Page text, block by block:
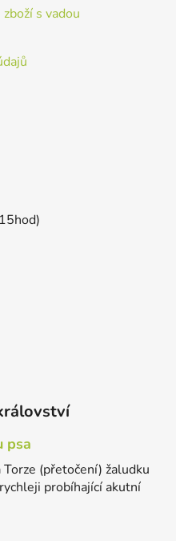
s vadou
psa
(přetočení) žaludku
probíhající akutní